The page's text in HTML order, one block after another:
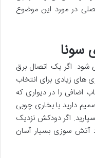
در مورد این موضوع
دلار شروع می شود. اگر یک اتصال برق
های زیادی برای انتخاب
اضافی را در دیواری که
دارید با بخاری چوبی
اگر دودکش نزدیک
آتش سوزی بسیار آسان